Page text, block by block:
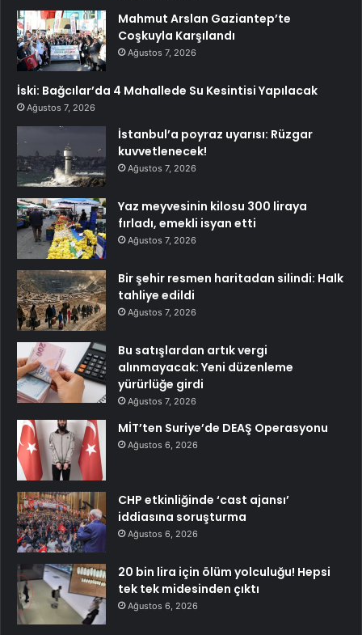
Mahmut Arslan Gaziantep’te
Coşkuyla Karşılandı
Ağustos 7, 2026
İski: Bağcılar’da 4 Mahallede Su Kesintisi Yapılacak
Ağustos 7, 2026
İstanbul’a poyraz uyarısı: Rüzgar
kuvvetlenecek!
Ağustos 7, 2026
Yaz meyvesinin kilosu 300 liraya
fırladı, emekli isyan etti
Ağustos 7, 2026
Bir şehir resmen haritadan silindi: Halk
tahliye edildi
Ağustos 7, 2026
Bu satışlardan artık vergi
alınmayacak: Yeni düzenleme
yürürlüğe girdi
Ağustos 7, 2026
MİT’ten Suriye’de DEAŞ Operasyonu
Ağustos 6, 2026
CHP etkinliğinde ‘cast ajansı’
iddiasına soruşturma
Ağustos 6, 2026
20 bin lira için ölüm yolculuğu! Hepsi
tek tek midesinden çıktı
Ağustos 6, 2026